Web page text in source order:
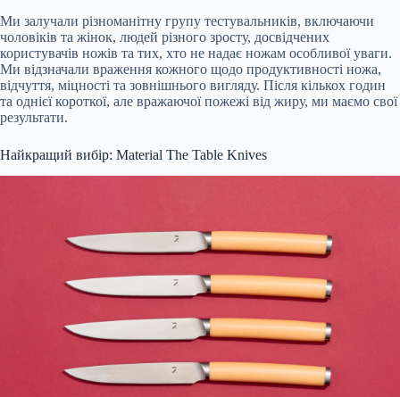
Ми залучали різноманітну групу тестувальників, включаючи
чоловіків та жінок, людей різного зросту, досвідчених
користувачів ножів та тих, хто не надає ножам особливої уваги.
Ми відзначали враження кожного щодо продуктивності ножа,
відчуття, міцності та зовнішнього вигляду. Після кількох годин
та однієї короткої, але вражаючої пожежі від жиру, ми маємо свої
результати.
Найкращий вибір: Material The Table Knives